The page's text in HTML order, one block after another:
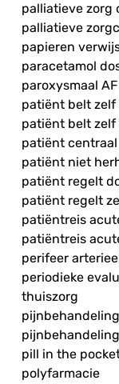
palliatieve zorg
palliatieve
papieren
paracetamol
paroxysmaal
patiënt belt zelf
patiënt belt zelf
patiënt centraal
patiënt niet
patiënt regelt
patiënt regelt
patiëntreis
patiëntreis
perifeer
periodieke
thuiszorg
pill in the
polyfarmacie